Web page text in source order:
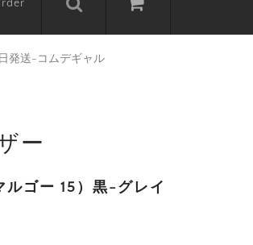
発送-コムデギャル
ー
ルゴー 15）黒-グレイ